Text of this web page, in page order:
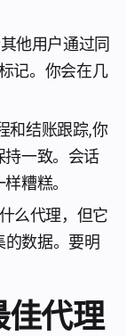
他用户通过同
记。你会在几
和结账跟踪,你
持一致。会话
糟糕。
么代理，但它
的数据。要明
代理